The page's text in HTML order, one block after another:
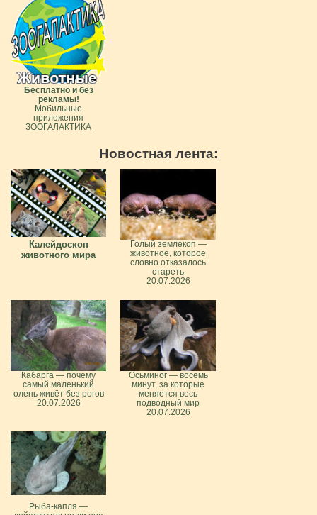
Бесплатно и без
рекламы!
Мобильные
приложения
ЗООГАЛАКТИКА
Новостная лента:
Калейдоскоп
животного мира
Голый землекоп —
животное, которое
словно отказалось
стареть
20.07.2026
Кабарга — почему
самый маленький
олень живёт без рогов
20.07.2026
Осьминог — восемь
минут, за которые
меняется весь
подводный мир
20.07.2026
Рыба-капля —